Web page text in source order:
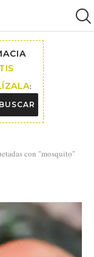
:
BUSCAR
con "mosquito"